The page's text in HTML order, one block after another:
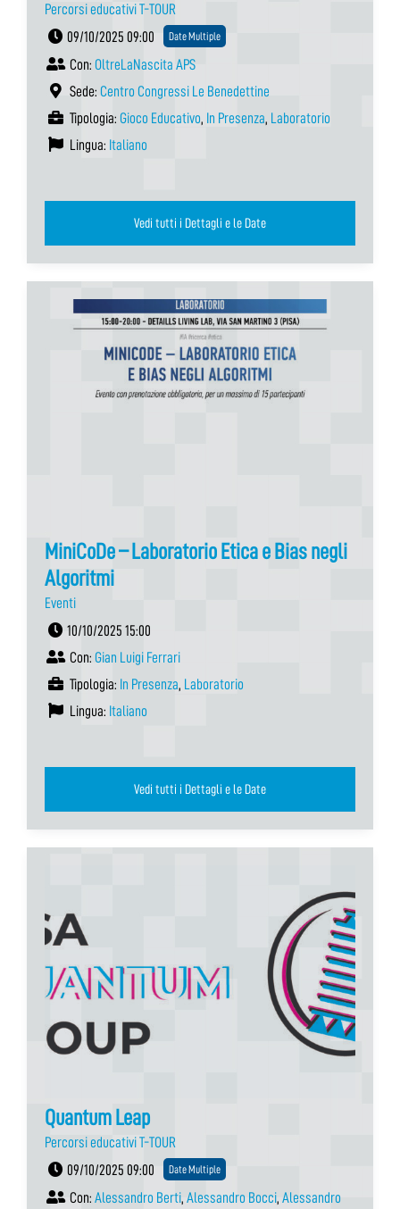
Percorsi educativi T-TOUR
09/10/2025 09:00
Date Multiple
Con: OltreLaNascita APS
Sede: Centro Congressi Le Benedettine
Tipologia: Gioco Educativo, In Presenza, Laboratorio
Lingua: Italiano
Vedi tutti i Dettagli e le Date
MiniCoDe – Laboratorio Etica e Bias negli
Algoritmi
Eventi
10/10/2025 15:00
Con: Gian Luigi Ferrari
Tipologia: In Presenza, Laboratorio
Lingua: Italiano
Vedi tutti i Dettagli e le Date
Quantum Leap
Percorsi educativi T-TOUR
09/10/2025 09:00
Date Multiple
Con: Alessandro Berti, Alessandro Bocci, Alessandro